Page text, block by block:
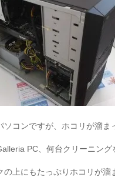
ソコンですが、ホコリが溜ま
PC、何台クリーニング
の上にもたっぷりホコリが